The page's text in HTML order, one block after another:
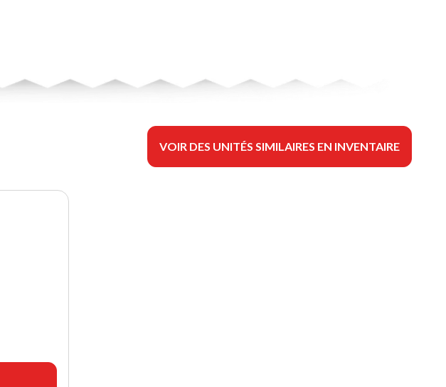
VOIR DES UNITÉS SIMILAIRES EN INVENTAIRE